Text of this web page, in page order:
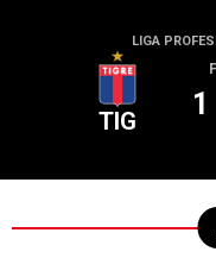
LIGA
TIG 1